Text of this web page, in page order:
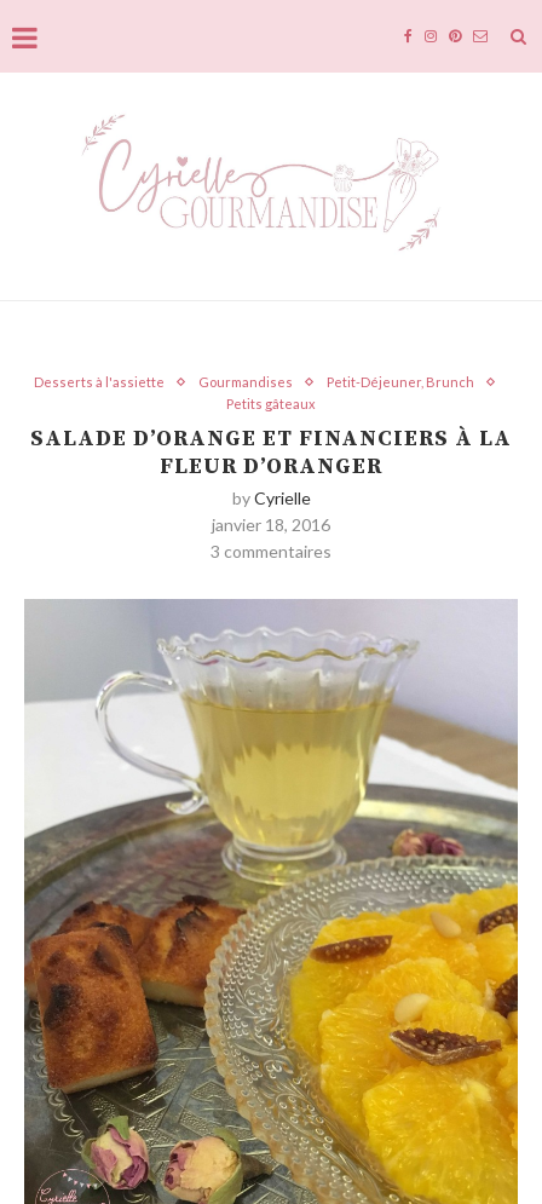
Desserts à l'assiette Gourmandises
Petit-Déjeuner, Brunch
Petits gâteaux
SALADE D’ORANGE ET FINANCIERS À LA
FLEUR D’ORANGER
byCyrielle
janvier 18, 2016
3 commentaires